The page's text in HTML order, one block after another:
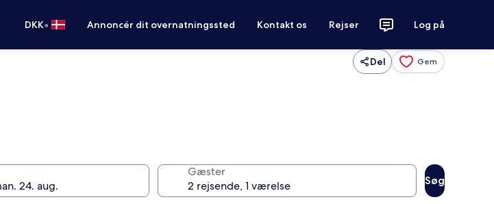
DKK• Annoncér dit overnatningssted Kontakt os Rejser Log på
Del Gem
Gæster
Søg